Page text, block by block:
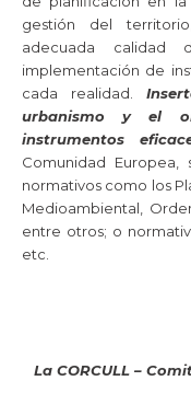
gestión del
adecuada
implementación de
cada realidad.
urbanismo y el
instrumentos
Comunidad
normativos como los
Medioambiental,
entre otros; o
etc.
La CORCULL –